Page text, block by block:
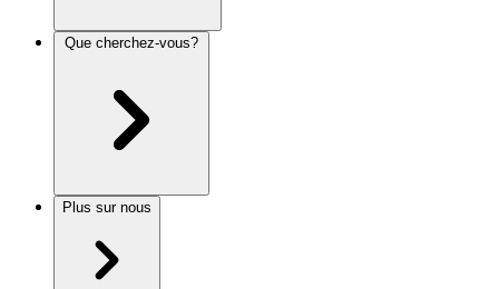
Plus sur nous